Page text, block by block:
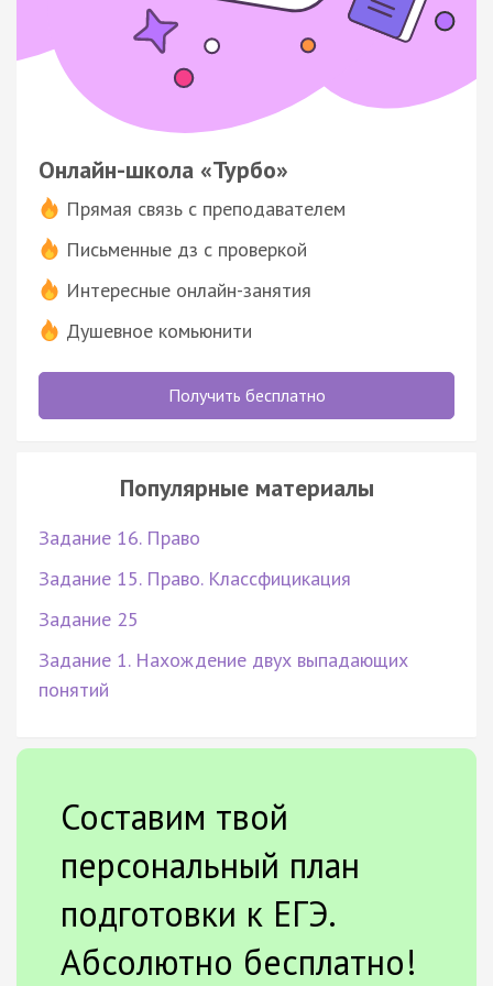
Онлайн-школа «Турбо»
Прямая связь с преподавателем
Письменные дз с проверкой
Интересные онлайн-занятия
Душевное комьюнити
Получить бесплатно
Популярные материалы
Задание 16. Право
Задание 15. Право. Классфицикация
Задание 25
Задание 1. Нахождение двух выпадающих
понятий
Составим твой
персональный план
подготовки к ЕГЭ.
Абсолютно бесплатно!